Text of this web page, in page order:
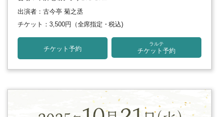
出演者：古今亭 菊之丞
チケット：3,500円 （全席指定・税込)
チケット予約
ラルテ
チケット予約